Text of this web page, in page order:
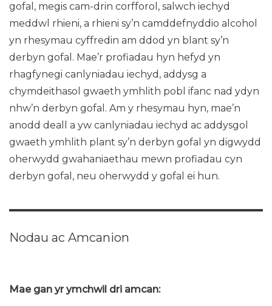
gofal, megis cam-drin corfforol, salwch iechyd
meddwl rhieni, a rhieni sy’n camddefnyddio alcohol
yn rhesymau cyffredin am ddod yn blant sy’n
derbyn gofal. Mae’r profiadau hyn hefyd yn
rhagfynegi canlyniadau iechyd, addysg a
chymdeithasol gwaeth ymhlith pobl ifanc nad ydyn
nhw’n derbyn gofal. Am y rhesymau hyn, mae’n
anodd deall a yw canlyniadau iechyd ac addysgol
gwaeth ymhlith plant sy’n derbyn gofal yn digwydd
oherwydd gwahaniaethau mewn profiadau cyn
derbyn gofal, neu oherwydd y gofal ei hun.
Nodau ac Amcanion
Mae gan yr ymchwil dri amcan: